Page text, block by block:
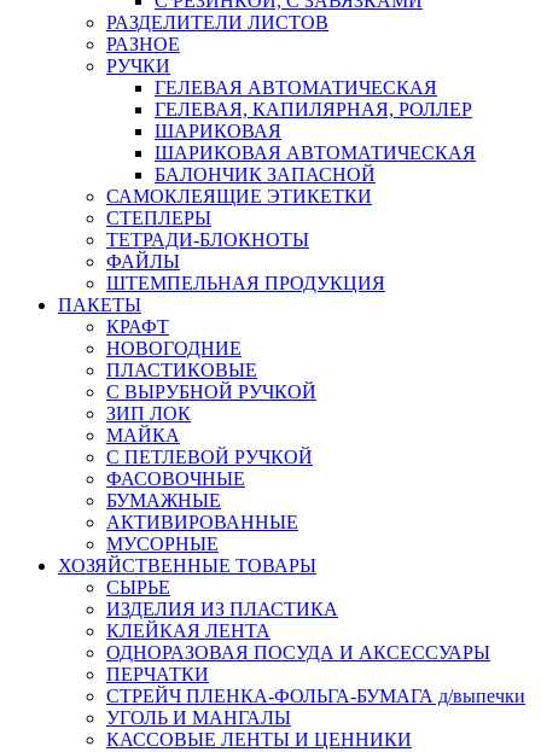
РАЗДЕЛИТЕЛИ ЛИСТОВ
РАЗНОЕ
РУЧКИ
ГЕЛЕВАЯ АВТОМАТИЧЕСКАЯ
ГЕЛЕВАЯ, КАПИЛЯРНАЯ, РОЛЛЕР
ШАРИКОВАЯ
ШАРИКОВАЯ АВТОМАТИЧЕСКАЯ
БАЛОНЧИК ЗАПАСНОЙ
САМОКЛЕЯЩИЕ ЭТИКЕТКИ
СТЕПЛЕРЫ
ТЕТРАДИ-БЛОКНОТЫ
ФАЙЛЫ
ШТЕМПЕЛЬНАЯ ПРОДУКЦИЯ
ПАКЕТЫ
КРАФТ
НОВОГОДНИЕ
ПЛАСТИКОВЫЕ
С ВЫРУБНОЙ РУЧКОЙ
ЗИП ЛОК
МАЙКА
С ПЕТЛЕВОЙ РУЧКОЙ
ФАСОВОЧНЫЕ
БУМАЖНЫЕ
АКТИВИРОВАННЫЕ
МУСОРНЫЕ
ХОЗЯЙСТВЕННЫЕ ТОВАРЫ
СЫРЬЕ
ИЗДЕЛИЯ ИЗ ПЛАСТИКА
КЛЕЙКАЯ ЛЕНТА
ОДНОРАЗОВАЯ ПОСУДА И АКСЕССУАРЫ
ПЕРЧАТКИ
СТРЕЙЧ ПЛЕНКА-ФОЛЬГА-БУМАГА д/выпечки
УГОЛЬ И МАНГАЛЫ
КАССОВЫЕ ЛЕНТЫ И ЦЕННИКИ